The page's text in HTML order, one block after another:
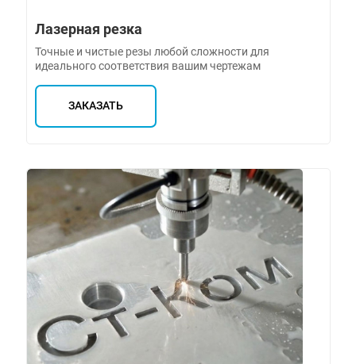
Лазерная резка
Точные и чистые резы любой сложности для
идеального соответствия вашим чертежам
ЗАКАЗАТЬ